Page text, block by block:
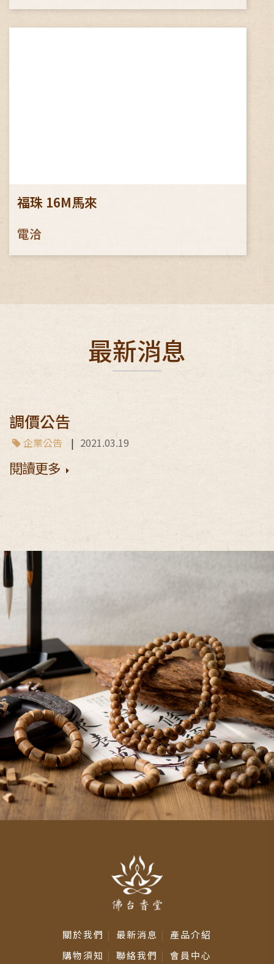
福珠 16M馬來
電洽
加入購物車
最新消息
調價公告
企業公告 | 2021.03.19
閱讀更多
關於我們 最新消息
產品介紹
購物須知
聯絡我們 會員中心